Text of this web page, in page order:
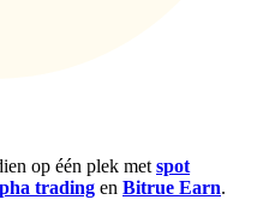
op één plek met spot
trading en Bitrue Earn.